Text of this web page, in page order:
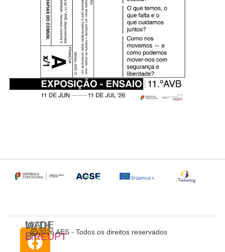
MADE WITH
BY
LIREUPT
2026 AES - Todos os direitos reservados